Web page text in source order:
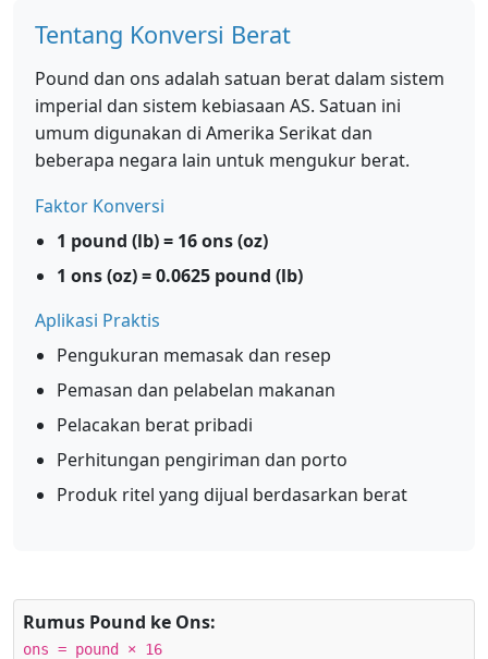
Tentang Konversi Berat
Pound dan ons adalah satuan berat dalam sistem
imperial dan sistem kebiasaan AS. Satuan ini
umum digunakan di Amerika Serikat dan
beberapa negara lain untuk mengukur berat.
Faktor Konversi
1 pound (lb) = 16 ons (oz)
1 ons (oz) = 0.0625 pound (lb)
Aplikasi Praktis
Pengukuran memasak dan resep
Pemasan dan pelabelan makanan
Pelacakan berat pribadi
Perhitungan pengiriman dan porto
Produk ritel yang dijual berdasarkan berat
Rumus Pound ke Ons:
ons = pound × 16